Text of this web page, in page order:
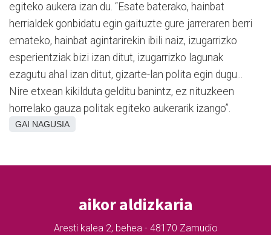
egiteko aukera izan du. “Esate baterako, hainbat
herrialdek gonbidatu egin gaituzte gure jarreraren berri
emateko, hainbat agintarirekin ibili naiz, izugarrizko
esperientziak bizi izan ditut, izugarrizko lagunak
ezagutu ahal izan ditut, gizarte-lan polita egin dugu...
Nire etxean kikilduta gelditu banintz, ez nituzkeen
horrelako gauza politak egiteko aukerarik izango”.
GAI NAGUSIA
aikor aldizkaria
Aresti kalea 2, behea - 48170 Zamudio